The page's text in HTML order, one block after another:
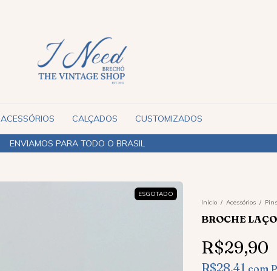
ENVIAMOS PARA TODO O BRASIL
ACESSÓRIOS CALÇADOS CUSTOMIZADOS
ESGOTADO
Início / Acessórios /
BROCHE
R$29,90
R$28,41 com